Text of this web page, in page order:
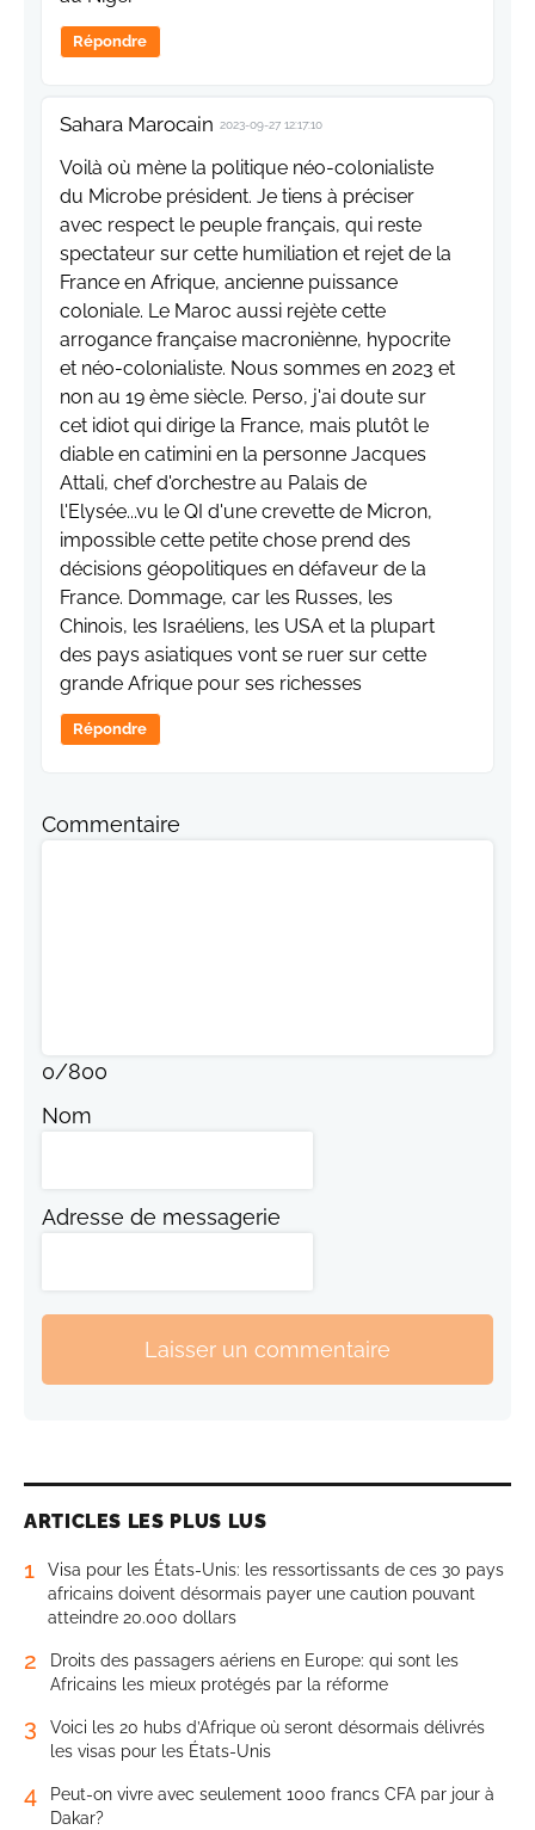
Répondre
Sahara Marocain 2023-09-27 12:17:10
Voilà où mène la politique néo-colonialiste
du Microbe président. Je tiens à préciser
avec respect le peuple français, qui reste
spectateur sur cette humiliation et rejet de la
France en Afrique, ancienne puissance
coloniale. Le Maroc aussi rejète cette
arrogance française macroniènne, hypocrite
et néo-colonialiste. Nous sommes en 2023 et
non au 19 ème siècle. Perso, j'ai doute sur
cet idiot qui dirige la France, mais plutôt le
diable en catimini en la personne Jacques
Attali, chef d'orchestre au Palais de
l'Elysée...vu le QI d'une crevette de Micron,
impossible cette petite chose prend des
décisions géopolitiques en défaveur de la
France. Dommage, car les Russes, les
Chinois, les Israéliens, les USA et la plupart
des pays asiatiques vont se ruer sur cette
grande Afrique pour ses richesses
Répondre
Commentaire
0/800
Nom
Adresse de messagerie
Laisser un commentaire
ARTICLES LES PLUS LUS
1
Visa pour les États-Unis: les ressortissants de ces 30 pays
africains doivent désormais payer une caution pouvant
atteindre 20.000 dollars
2
Droits des passagers aériens en Europe: qui sont les
Africains les mieux protégés par la réforme
3
Voici les 20 hubs d’Afrique où seront désormais délivrés
les visas pour les États-Unis
4
Peut-on vivre avec seulement 1000 francs CFA par jour à
Dakar?